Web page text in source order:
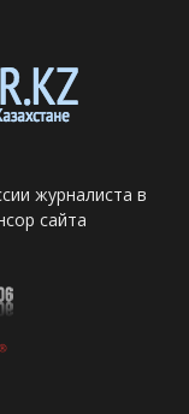
журналиста в
сайта